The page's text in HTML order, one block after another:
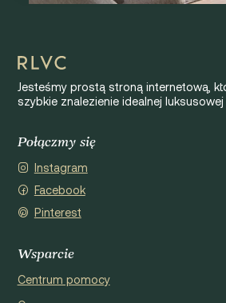
Jesteśmy prostą stroną internetową,
szybkie znalezienie idealnej luksusowej
Połączmy się
Instagram
Facebook
Pinterest
Wsparcie
Centrum pomocy